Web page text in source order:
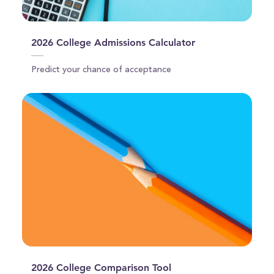
2026 College Admissions Calculator
Predict your chance of acceptance
2026 College Comparison Tool